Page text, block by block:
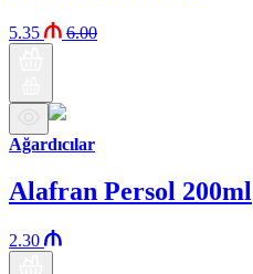
5.35 6.00
Ağardıcılar
Alafran Persol 200ml
2.30